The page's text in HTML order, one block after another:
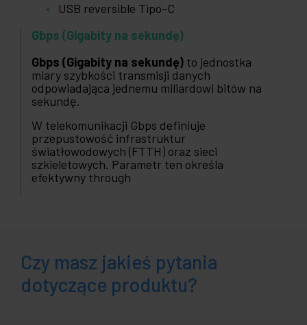
USB reversible Tipo-C
Gbps (Gigabity na sekundę)
Gbps (Gigabity na sekundę) to jednostka
miary szybkości transmisji danych
odpowiadająca jednemu miliardowi bitów na
sekundę.
W telekomunikacji Gbps definiuje
przepustowość infrastruktur
światłowodowych (FTTH) oraz sieci
szkieletowych. Parametr ten określa
efektywny through
Czy masz jakieś pytania
dotyczące produktu?